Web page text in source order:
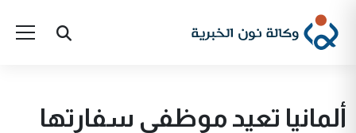
ألمانيا تعيد موظفي سفارتها